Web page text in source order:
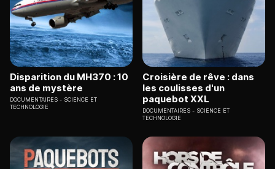
Disparition du MH370 : 10
ans de mystère
DOCUMENTAIRES
SCIENCE ET
TECHNOLOGIE
Croisière de rêve : dans
les coulisses d'un
paquebot XXL
DOCUMENTAIRES
SCIENCE ET
TECHNOLOGIE